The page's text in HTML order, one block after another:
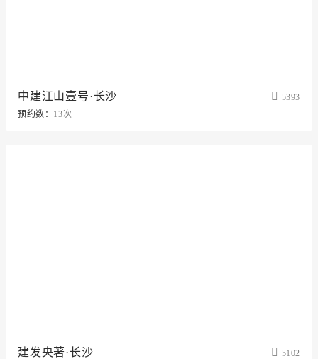
中建江山壹号·长沙
5393
预约数： 13次
建发央著·长沙
5102